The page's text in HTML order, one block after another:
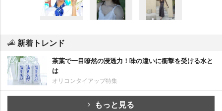
新着トレンド
茶葉で一目瞭然の浸透力！味の違いに衝撃を受ける水と
は
オリコンタイアップ特集
もっと見る